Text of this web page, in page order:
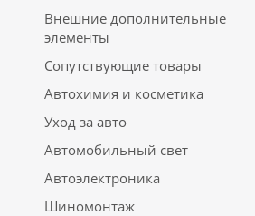
Внешние дополнительные
элементы
Сопутствующие товары
Автохимия и косметика
Уход за авто
Автомобильный свет
Автоэлектроника
Шиномонтаж